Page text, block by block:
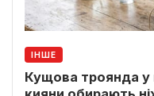
ІНШЕ
Кущова троянда у